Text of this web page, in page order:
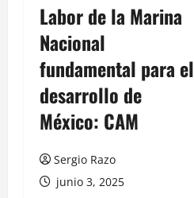
Labor de la Marina
Nacional
fundamental para el
desarrollo de
México: CAM
Sergio Razo
junio 3, 2025